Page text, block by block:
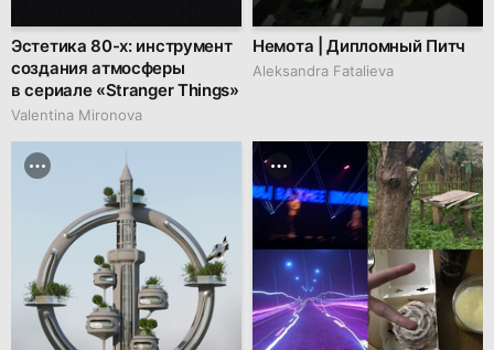
Эстетика 80-х: инструмент
создания атмосферы
в сериале «Stranger Things»
Valentina Mironova
Немота | Дипломный Питч
Aleksandra Fatalieva